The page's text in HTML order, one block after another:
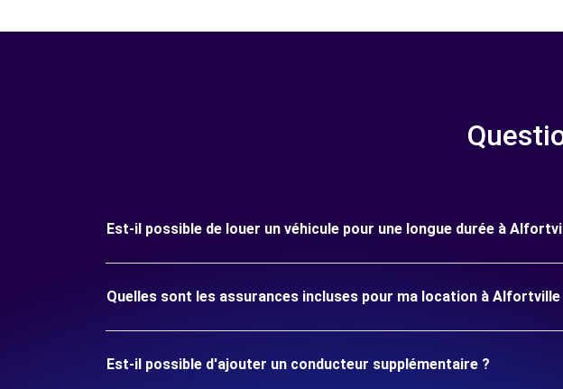
Est-il possible de louer un véhicule pour une longue durée à
Quelles sont les assurances incluses pour ma location à Alfortville
Est-il possible d'ajouter un conducteur supplémentaire ?